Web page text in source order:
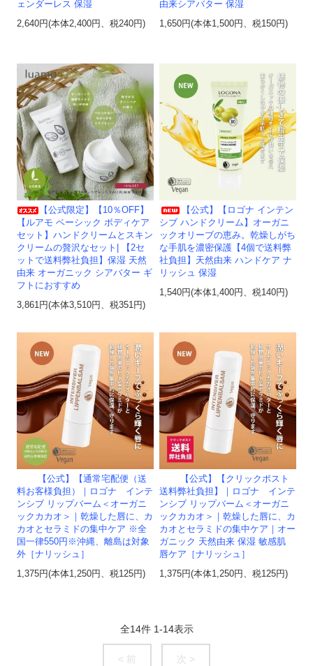
ェンダーレス 保湿
2,640円(本体2,400円、税240円)
由来シアバター 保湿
1,650円(本体1,500円、税150円)
【公式限定】【10％OFF】
【ルアモ ベーシック ボディケア
セット】ハンドクリームとスキン
クリームの贅沢なセット| 【2セ
ットで送料弊社負担】保湿 天然
由来 オーガニック シアバター ギ
フトにおすすめ
3,861円(本体3,510円、税351円)
【公式】【ロゴナ インテン
シブ ハンドクリーム】オーガニ
ックオリーブの恵み。乾燥しがち
な手肌を濃密保護【4個で送料弊
社負担】天然由来 ハンドケア ナ
リッシュ 保湿
1,540円(本体1,400円、税140円)
【公式】【通常宅配便（送
料お客様負担）｜ロゴナ インテ
ンシブ リップバーム＜オーガニ
ックカカオ＞｜乾燥した唇に、カ
カオとセラミドの集中ケア ※全
国一律550円※沖縄、離島は対象
外［ナリッシュ］
1,375円(本体1,250円、税125円)
【公式】【クリックポスト
送料弊社負担】｜ロゴナ インテ
ンシブ リップバーム＜オーガニ
ックカカオ＞｜乾燥した唇に、カ
カオとセラミドの集中ケア｜オー
ガニック 天然由来 保湿 敏感肌
唇ケア［ナリッシュ］
1,375円(本体1,250円、税125円)
全14件 1-14表示
< 前 次 >